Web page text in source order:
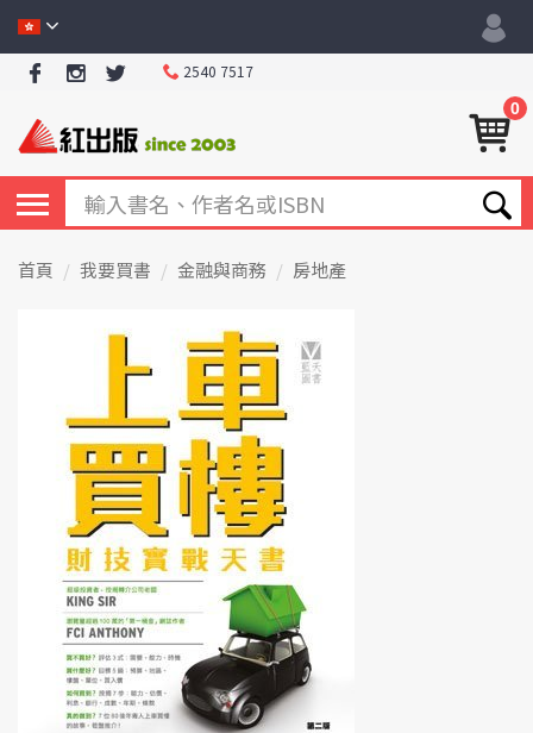
2540 7517
0
首頁 我要買書 金融與商務 房地產